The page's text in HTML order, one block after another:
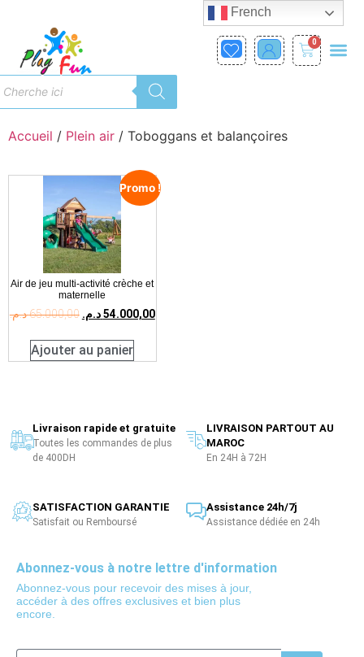
0
Accueil / Plein air / Toboggans et balançoires
Promo !
Air de jeu multi-activité crèche et
maternelle
65.000,00د.م. 54.000,00 د.م.
Ajouter au panier
Livraison rapide et gratuite
Toutes les commandes de plus
de 400DH
LIVRAISON PARTOUT AU
MAROC
En 24H à 72H
SATISFACTION GARANTIE
Satisfait ou Remboursé
Assistance 24h/7j
Assistance dédiée en 24h
Abonnez-vous à notre lettre d'information
Abonnez-vous pour recevoir des mises à jour,
accéder à des offres exclusives et bien plus
encore.
French